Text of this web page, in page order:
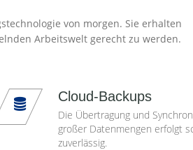
von morgen. Sie erhalten
Arbeitswelt gerecht zu werden.
Cloud-Backups
Die Übertragung und
großer Datenmengen erfolgt
zuverlässig.